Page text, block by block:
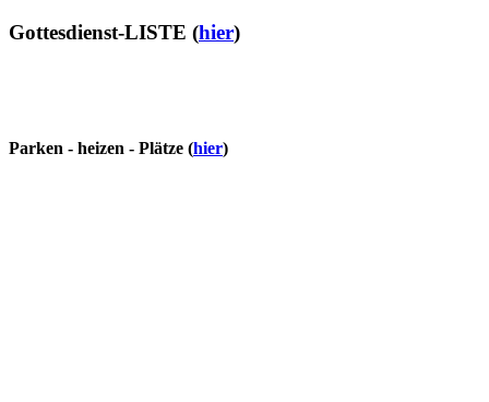
Gottesdienst-LISTE (hier)
Parken - heizen - Plätze (hier)